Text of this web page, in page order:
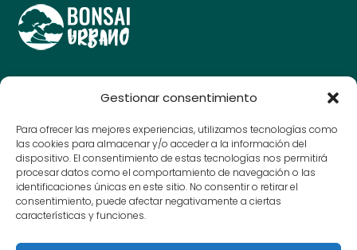
Gestionar consentimiento
Para ofrecer las mejores experiencias, utilizamos tecnologías como
las cookies para almacenar y/o acceder a la información del
dispositivo. El consentimiento de estas tecnologías nos permitirá
procesar datos como el comportamiento de navegación o las
identificaciones únicas en este sitio. No consentir o retirar el
consentimiento, puede afectar negativamente a ciertas
características y funciones.
Guías y consejos para amantes del bonsái, cuida y
© Bonsai Urbano 2025
Contacto
Aviso Legal
Política de Privacidad
Política de cookies